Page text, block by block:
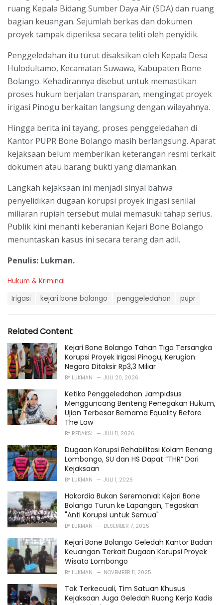
ruang Kepala Bidang Sumber Daya Air (SDA) dan ruang
bagian keuangan. Sejumlah berkas dan dokumen
proyek tampak diperiksa secara teliti oleh penyidik.
Penggeledahan itu turut disaksikan oleh Kepala Desa
Hulodultamo, Kecamatan Suwawa, Kabupaten Bone
Bolango. Kehadirannya disebut untuk memastikan
proses hukum berjalan transparan, mengingat proyek
irigasi Pinogu berkaitan langsung dengan wilayahnya.
Hingga berita ini tayang, proses penggeledahan di
Kantor PUPR Bone Bolango masih berlangsung. Aparat
kejaksaan belum memberikan keterangan resmi terkait
dokumen atau barang bukti yang diamankan.
Langkah kejaksaan ini menjadi sinyal bahwa
penyelidikan dugaan korupsi proyek irigasi senilai
miliaran rupiah tersebut mulai memasuki tahap serius.
Publik kini menanti keberanian Kejari Bone Bolango
menuntaskan kasus ini secara terang dan adil.
Penulis: Lukman.
C
r
i
e
s
:
Hukum & Kriminal
:
Irigasi kejari bone bolango penggeledahan pupr
Related Content
Kejari Bone Bolango Tahan Tiga Tersangka
Korupsi Proyek Irigasi Pinogu, Kerugian
Negara Ditaksir Rp3,3 Miliar
BY LUKMAN JULI 20, 2026
Ketika Penggeledahan Jampidsus
Mengguncang Benteng Penegakan Hukum,
Ujian Terbesar Bernama Equality Before
The Law
BY REDAKSI JULI 11, 2026
Dugaan Korupsi Rehabilitasi Kolam Renang
Lombongo, SU dan HS Dapat “THR” Dari
Kejaksaan
BY LUKMAN JULI 1, 2026
Hakordia Bukan Seremonial: Kejari Bone
Bolango Turun ke Lapangan, Tegaskan
"Anti Korupsi untuk Semua"
BY LUKMAN DESEMBER 7, 2025
Kejari Bone Bolango Geledah Kantor Badan
Keuangan Terkait Dugaan Korupsi Proyek
Wisata Lombongo
BY LUKMAN NOVEMBER 11, 2025
Tak Terkecuali, Tim Satuan Khusus
Kejaksaan Juga Geledah Ruang Kerja Kadis